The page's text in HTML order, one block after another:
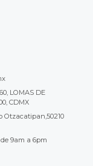
LOMAS DE
CDMX
Otzacatipan,50210
9am a 6pm